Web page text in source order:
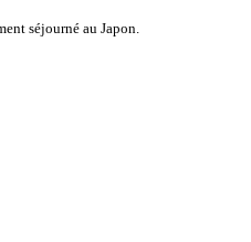
séjourné au Japon.